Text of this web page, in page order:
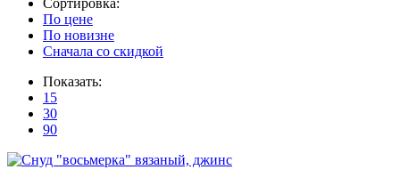
Сортировка:
По цене
По новизне
Сначала со скидкой
Показать:
15
30
90